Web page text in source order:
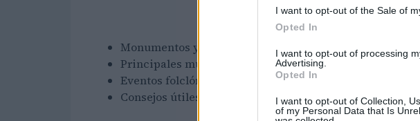
I want to opt-out of the Sale of
Opted In
I want to opt-out of processing
Advertising.
Opted In
I want to opt-out of Collection,
of my Personal Data that Is
Monumentos y lugares de interés
Principales museos
Eventos folclóricos
Consejos útiles para tu viaje a Valencia